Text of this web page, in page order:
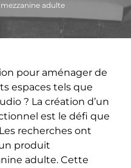
adulte
pour aménager de
espaces tels que
? La création d’un
est le défi que
recherches ont
produit
adulte. Cette